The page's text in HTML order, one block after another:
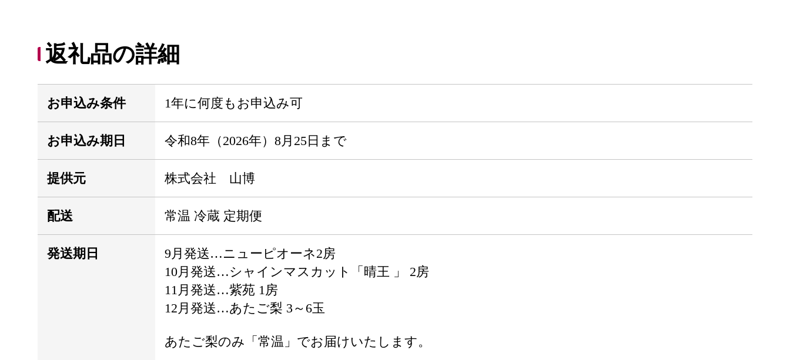
返礼品の詳細
お申込み条件 1年に何度もお申込み可
お申込み期日 令和8年（2026年）8月25日まで
提供元 株式会社 山博
配送 常温 冷蔵 定期便
発送期日
9月発送…ニューピオーネ2房
10月発送…シャインマスカット「晴王 」 2房
11月発送…紫苑 1房
12月発送…あたご梨 3～6玉
あたご梨のみ「常温」でお届けいたします。